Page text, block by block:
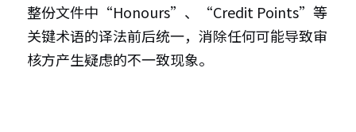
整份文件中“Honours”、“Credit Points”等
关键术语的译法前后统一，消除任何可能导致审
核方产生疑虑的不一致现象。